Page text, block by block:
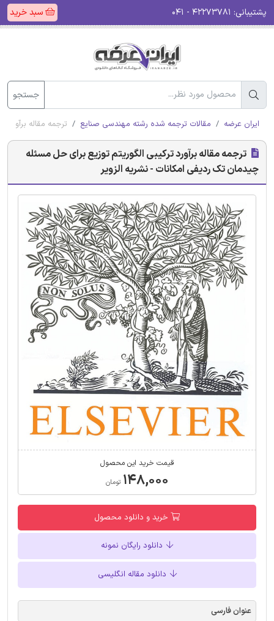
پشتیبانی: سبد خرید
جستجو
ایران عرضه مقالات ترجمه شده رشته مهندسی صنایع ترجمه مقاله
ترجمه مقاله برآورد ترکیبی الگوریتم توزیع برای حل مسئله
چیدمان تک ردیفی امکانات - نشریه الزویر
قیمت خرید این محصول
۱۴۸,۰۰۰ تومان
خرید و دانلود محصول
دانلود رایگان نمونه
دانلود مقاله انگلیسی
عنوان فارسی